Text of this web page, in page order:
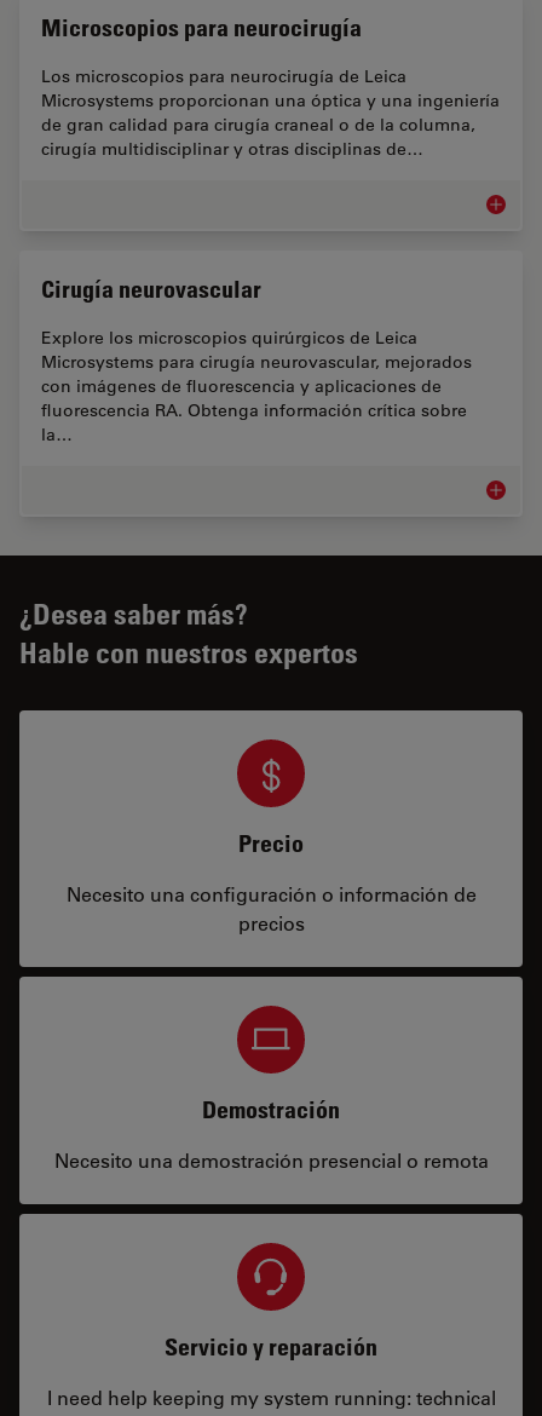
Microscopios para neurocirugía
Los microscopios para neurocirugía de Leica
Microsystems proporcionan una óptica y una ingeniería
de gran calidad para cirugía craneal o de la columna,
cirugía multidisciplinar y otras disciplinas de…
Cirugía neurovascular
Explore los microscopios quirúrgicos de Leica
Microsystems para cirugía neurovascular, mejorados
con imágenes de fluorescencia y aplicaciones de
fluorescencia RA. Obtenga información crítica sobre
la…
Cirugía
¿Desea saber más?
Hable con nuestros expertos
Precio
Necesito una configuración o información de
precios
Demostración
Necesito una demostración presencial o remota
Servicio y reparación
I need help keeping my system running: technical